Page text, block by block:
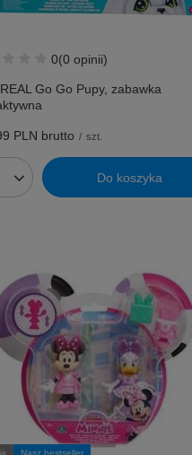
0(0 opinii)
Go Go Pupy, zabawka
PLN brutto / szt.
Do koszyka
Nasz bestseller